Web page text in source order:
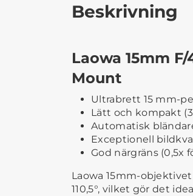
Beskrivning
Laowa 15mm
Mount
Ultrabrett 15 mm-
Lätt och kompakt
Automatisk
Exceptionell
God närgräns (0,5x
Laowa 15mm-
110,5°, vilket gör det